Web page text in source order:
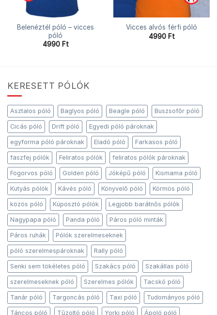
Belenéztél póló – vicces
póló
4990 Ft
Vicces alvós férfi póló
4990 Ft
KERESETT PÓLÓK
Asztalos póló Baglyos póló Beagle póló Buszsofőr póló
Cicás póló Drift póló Egyedi póló pároknak
egyforma póló pároknak Eladó póló Farkasos póló
faszfej pólók Feliratos pólók feliratos pólók pároknak
Fogorvos póló Golden póló Jóképű póló Kismama póló
Kutyás pólók Kávés póló Könyvelő póló Körmös póló
közös póló Kúposztó pólók Legjobb barátnős pólók
Nagypapa póló Panda póló Páros póló minták
Páros ruhák Pólók szerelmeseknek
póló szerelmespároknak Rally póló
Senki sem tökéletes póló Szakács póló Szakállas póló
szerelmeseknek póló Szerelmes pólók Tacskó póló
Tanár póló Targoncás póló Taxi póló Tudományos póló
Táncos póló Tűzoltó póló Yorki póló Ápoló póló